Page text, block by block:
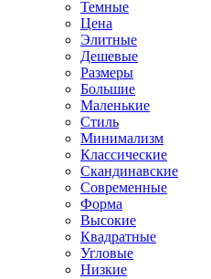
Темные
Цена
Элитные
Дешевые
Размеры
Большие
Маленькие
Стиль
Минимализм
Классические
Скандинавские
Современные
Форма
Высокие
Квадратные
Угловые
Низкие